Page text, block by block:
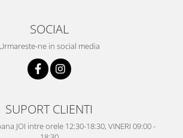
SOCIAL
Urmareste-ne in social media
SUPORT CLIENTI
JOI intre orele 12:30-18:30, VINERI 09:00 -